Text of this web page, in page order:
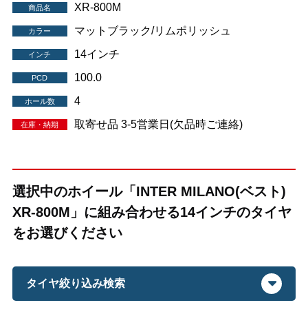
商品名 XR-800M
カラー マットブラック/リムポリッシュ
インチ 14インチ
PCD 100.0
ホール数 4
在庫・納期 取寄せ品 3-5営業日(欠品時ご連絡)
選択中のホイール「INTER MILANO(ベスト)
XR-800M」に組み合わせる14インチのタイヤ
をお選びください
タイヤ絞り込み検索